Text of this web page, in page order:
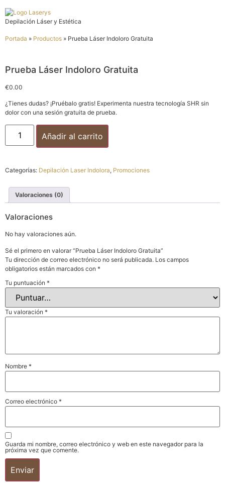
Depilación Láser y Estética
Portada » Productos » Prueba Láser Indoloro Gratuita
Prueba Láser Indoloro Gratuita
€0.00
¿Tienes dudas? ¡Pruébalo gratis! Experimenta nuestra tecnología SHR sin
dolor con una sesión gratuita de prueba.
Añadir al carrito
Categorías: Depilación Laser Indolora, Promociones
Valoraciones (0)
Valoraciones
No hay valoraciones aún.
Sé el primero en valorar “Prueba Láser Indoloro Gratuita”
Tu dirección de correo electrónico no será publicada. Los campos
obligatorios están marcados con *
Tu puntuación *
Tu valoración *
Nombre *
Correo electrónico *
Guarda mi nombre, correo electrónico y web en este navegador para la
próxima vez que comente.